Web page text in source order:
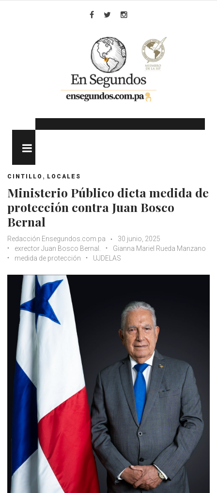
CINTILLO , LOCALES
Ministerio Público dicta medida de
protección contra Juan Bosco
Bernal
Redacción Ensegundos.com.pa
30 junio, 2025
exrector Juan Bosco Bernal.
Gianna Mariel Rueda Manzano
medida de protección
UJDELAS